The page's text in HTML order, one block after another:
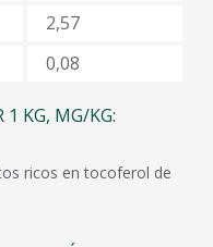
2,57
0,08
1 KG, MG/KG:
ricos en tocoferol de